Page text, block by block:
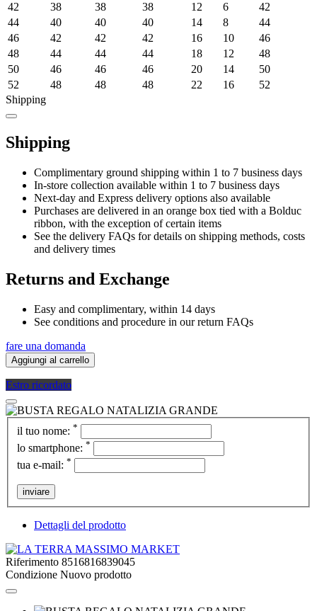
42 38 38 38 12 6
42
44
40 40 40 14 8
44
46
42 42 42 16 10
46
48
44 44 44 18 12
48
50
46 46 46 20 14
50
52
48 48 48 22 16
52
Shipping
Shipping
Complimentary ground shipping within 1 to 7 business days
In-store collection available within 1 to 7 business days
Next-day and Express delivery options also available
Purchases are delivered in an orange box tied with a Bolduc
ribbon, with the exception of certain items
See the delivery FAQs for details on shipping methods, costs
and delivery times
Returns and Exchange
Easy and complimentary, within 14 days
See conditions and procedure in our return FAQs
fare una domanda
Aggiungi al carrello
Estro ricordato
il tuo nome: *
lo smartphone: *
tua e-mail: *
inviare
Dettagli del prodotto
Riferimento 8516816839045
Condizione Nuovo prodotto